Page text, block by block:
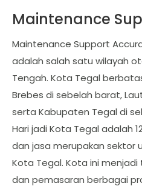
Maintenance
Maintenance Support
adalah salah satu wilayah
Tengah. Kota Tegal
Brebes di sebelah barat,
serta Kabupaten Tegal di
Hari jadi Kota Tegal adalah
dan jasa merupakan sektor
Kota Tegal. Kota ini
dan pemasaran berbagai